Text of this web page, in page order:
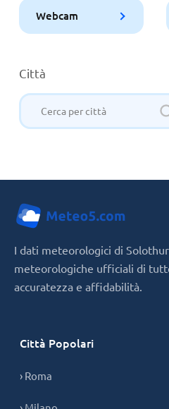
Webcam
Città
I dati meteorologici di
meteorologiche ufficiali di
accuratezza e affidabilità.
Città Popolari
› Roma